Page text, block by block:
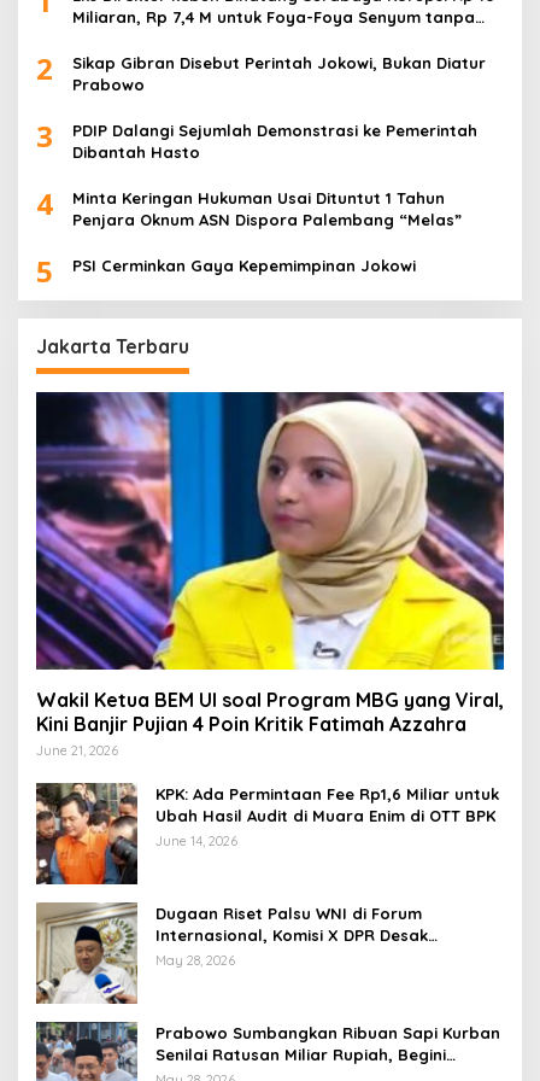
Miliaran, Rp 7,4 M untuk Foya-Foya Senyum tanpa
2
Sikap Gibran Disebut Perintah Jokowi, Bukan Diatur
Prabowo
3
PDIP Dalangi Sejumlah Demonstrasi ke Pemerintah
Dibantah Hasto
4
Minta Keringan Hukuman Usai Dituntut 1 Tahun
Penjara Oknum ASN Dispora Palembang “Melas”
5 PSI Cerminkan Gaya Kepemimpinan Jokowi
Jakarta Terbaru
Wakil Ketua BEM UI soal Program MBG yang Viral,
Kini Banjir Pujian 4 Poin Kritik Fatimah Azzahra
June 21, 2026
KPK: Ada Permintaan Fee Rp1,6 Miliar untuk
Ubah Hasil Audit di Muara Enim di OTT BPK
June 14, 2026
Dugaan Riset Palsu WNI di Forum
Internasional, Komisi X DPR Desak
Investigasi dan Penegakan Sanksi Etik
May 28, 2026
Prabowo Sumbangkan Ribuan Sapi Kurban
Senilai Ratusan Miliar Rupiah, Begini
Tanggapan Menkeu Purbaya